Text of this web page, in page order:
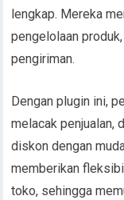
lengkap. Mereka
pengelolaan
pengiriman.
Dengan plugin ini,
melacak penjualan,
diskon dengan
memberikan
toko, sehingga